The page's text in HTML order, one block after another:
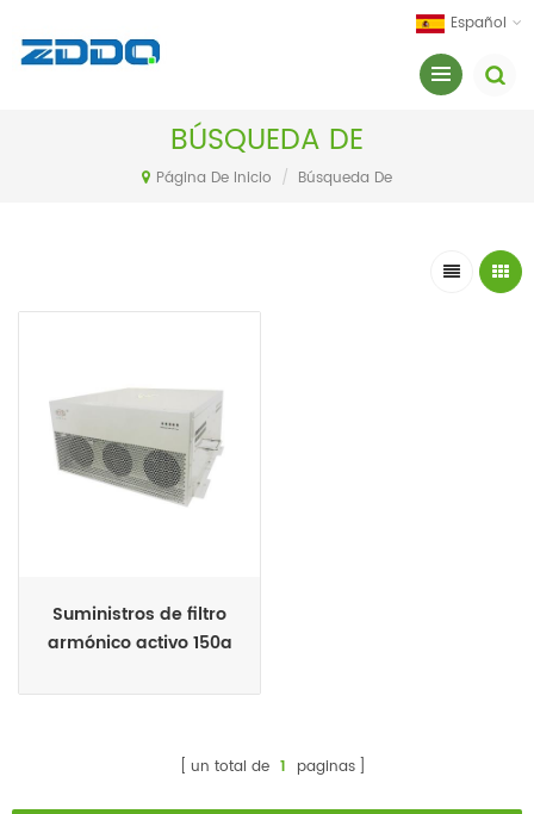
Español
BÚSQUEDA DE
Página De Inicio / Búsqueda De
Suministros de filtro
armónico activo 150a
un total de 1 paginas